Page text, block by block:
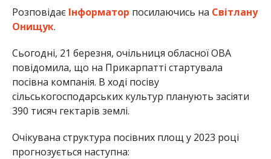
Розповідає Інформатор посилаючись на Світлану
Онищук.
Сьогодні, 21 березня, очільниця обласної ОВА
повідомила, що на Прикарпатті стартувала
посівна компанія. В ході посіву
сільськогосподарських культур планують засіяти
390 тисяч гектарів землі.
Очікувана структура посівних площ у 2023 році
прогнозується наступна: